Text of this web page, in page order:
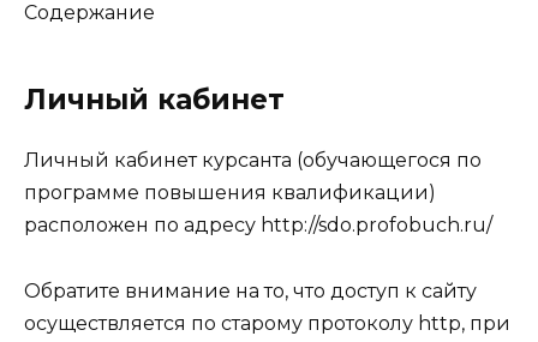
Содержание
Личный кабинет
Личный кабинет курсанта (обучающегося по
программе повышения квалификации)
расположен по адресу http://sdo.profobuch.ru/
Обратите внимание на то, что доступ к сайту
осуществляется по старому протоколу http, при